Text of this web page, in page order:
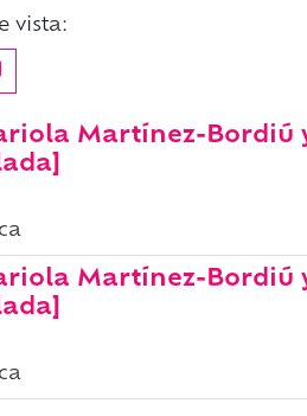
vista:
Martínez-Bordiú
Martínez-Bordiú